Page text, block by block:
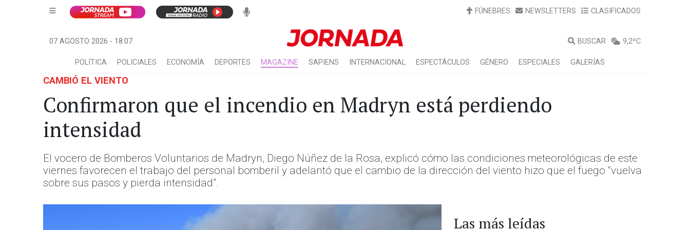
FÚNEBRES NEWSLETTERS CLASIFICADOS
07 AGOSTO 2026 - 18:07 BUSCAR 9,2ºC
POLÍTICA POLICIALES ECONOMÍA DEPORTES MAGAZINE SAPIENS INTERNACIONAL ESPECTÁCULOS GÉNERO ESPECIALES GALERÍAS
CAMBIÓ EL VIENTO
Confirmaron que el incendio en Madryn está perdiendo
intensidad
El vocero de Bomberos Voluntarios de Madryn, Diego Núñez de la Rosa, explicó cómo las condiciones meteorológicas de este
viernes favorecen el trabajo del personal bomberil y adelantó que el cambio de la dirección del viento hizo que el fuego “vuelva
sobre sus pasos y pierda intensidad”.
Las más leídas